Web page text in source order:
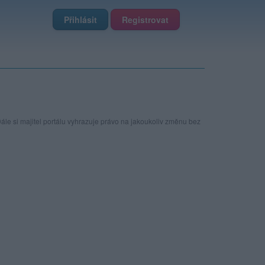
Přihlásit Registrovat
si majitel portálu vyhrazuje právo na jakoukoliv změnu bez